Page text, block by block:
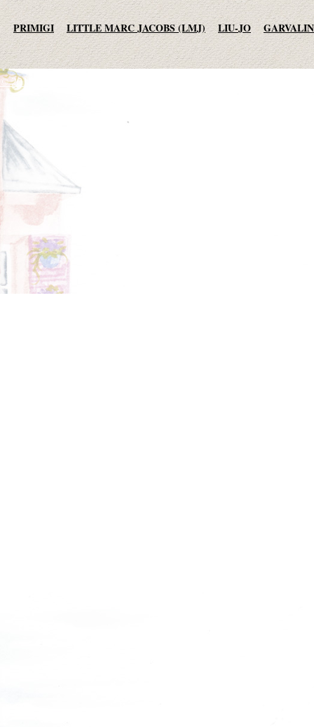
PRIMIGI LITTLE MARC JACOBS (LMJ) LIU-JO GARVALIN
AGATHA RUIZ DE LA PRADA TO BE TOO ADD JO NO FUI
© 2013-2015 студия essotec.com